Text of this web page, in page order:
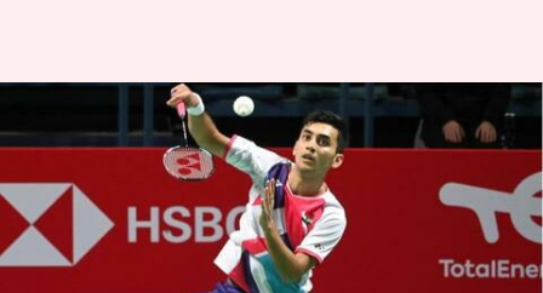
Kejuaraan Dunia BWF 2023:
Lakshya Sen Dari India
Menembus Babak 16 Besar
menulis Handoko Aug 23, 2023 10:37 am